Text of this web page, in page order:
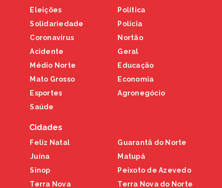
Eleições
Solidariedade
Coronavírus
Acidente
Médio Norte
Mato Grosso
Esportes
Saúde
Política
Polícia
Nortão
Geral
Educação
Economia
Agronegócio
Cidades
Feliz Natal
Juína
Sinop
Terra Nova
Guarantã do Norte
Matupá
Peixoto de Azevedo
Terra Nova do Norte